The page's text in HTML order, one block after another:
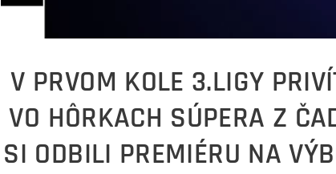
V PRVOM KOLE 3.LIGY
VO HÔRKACH SÚPERA Z
SI ODBILI PREMIÉRU NA